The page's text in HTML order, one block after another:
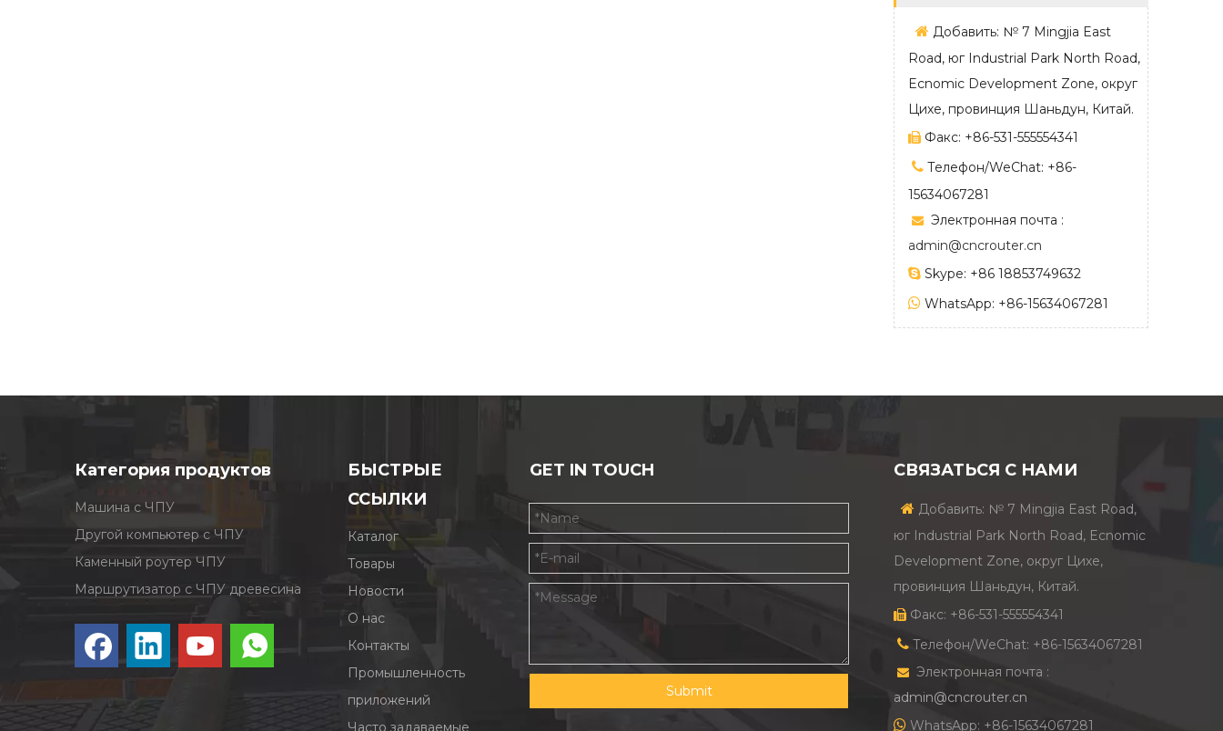
 Добавить: № 7 Mingjia East
Road, юг Industrial Park North Road,
Ecnomic Development Zone, округ
Цихе, провинция Шаньдун, Китай.
 Факс: +86-531-555554341
 Телефон/WeChat: +86-
15634067281

Электронная почта :
admin@cncrouter.cn
 Skype: +86 18853749632
 WhatsApp: +86-15634067281
Категория продуктов
Машина с ЧПУ
Другой компьютер с ЧПУ
Каменный роутер ЧПУ
Маршрутизатор с ЧПУ древесина
БЫСТРЫЕ
ССЫЛКИ
Каталог
Товары
Новости
О нас
Контакты
Промышленность
приложений
Часто задаваемые
GET IN TOUCH
Submit
СВЯЗАТЬСЯ С НАМИ
 Добавить: № 7 Mingjia East Road,
юг Industrial Park North Road, Ecnomic
Development Zone, округ Цихе,
провинция Шаньдун, Китай.
 Факс: +86-531-555554341
 Телефон/WeChat: +86-15634067281

Электронная почта :
admin@cncrouter.cn
 WhatsApp: +86-15634067281